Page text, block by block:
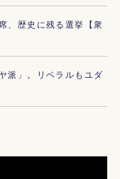
、歴史に残る選挙【衆
派」。リベラルもユダ